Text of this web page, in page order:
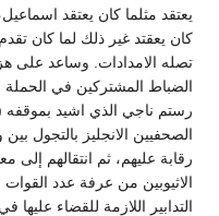
يعتقد مثلما كان يعتقد
كان يعقتد غير ذلك لما كان
تصله الامدادات. وساعد على
الضباط المشتركين في
الصحفيين الانجليز بالتجول
رقابة عليهم، ثم انتقالهم
الاثيوبين من عرفة عدد القوات
التدابير اللازمة للقضاء عليها